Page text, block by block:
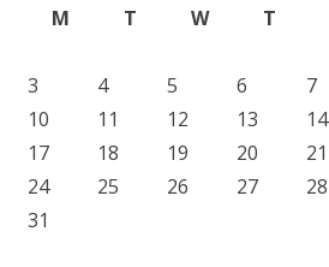
M
T W T
3
4 5 6 7
10
11 12 13 14
17
18 19 20 21
24
25 26 27 28
31